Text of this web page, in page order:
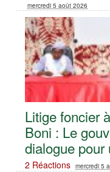
mercredi 5 août 2026
Litige foncier
Boni : Le
dialogue
2 Réactions mercredi 5